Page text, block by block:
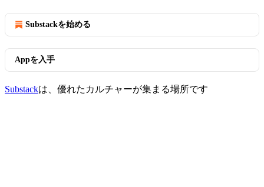
Substackを始める
Appを入手
Substackは、優れたカルチャーが集まる場所です